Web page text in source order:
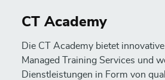
CT Academy
Die CT Academy bietet
Managed Training Services und
Dienstleistungen in Form von